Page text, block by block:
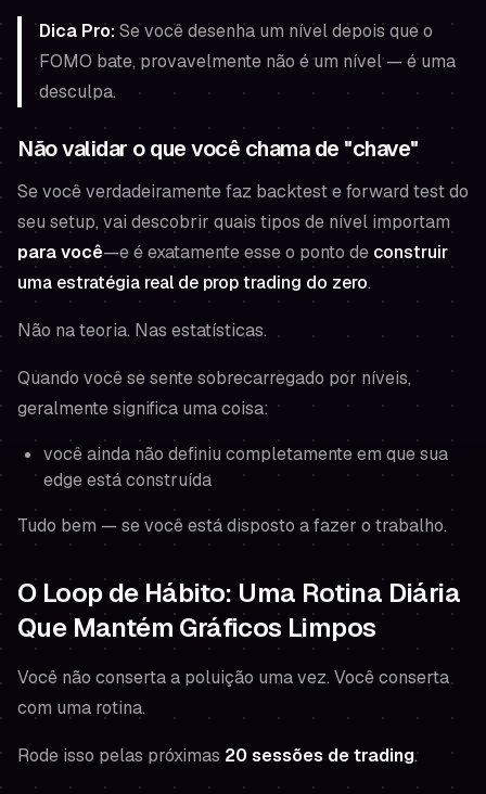
Dica Pro:Se você desenha um níveldepois que o
FOMO bate, provavelmente não é um nível — é uma
desculpa.
Não validar o que você chama de "chave"
Se você verdadeiramente faz backtest e forward test do
seu setup, vai descobrir quais tipos de nível importam
para você—e é exatamente esse o ponto de construir
uma estratégia real de prop trading do zero.
Não na teoria. Nas estatísticas.
Quando você se sente sobrecarregado por níveis,
geralmente significa uma coisa:
você ainda não definiu completamente em que sua
edge está construída
Tudo bem — se você está disposto a fazer o trabalho.
O Loop de Hábito: Uma Rotina Diária
Que Mantém Gráficos Limpos
Você não conserta a poluição uma vez. Você conserta
com uma rotina.
Rode isso pelas próximas 20 sessões de trading.